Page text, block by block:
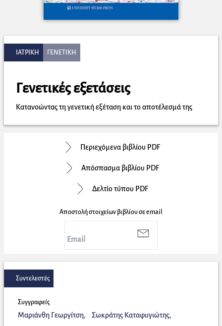
ΙΑΤΡΙΚΗ ΓΕΝΕΤΙΚΗ
Γενετικές εξετάσεις
Κατανοώντας τη γενετική εξέταση και το αποτέλεσμά της
Συντελεστές
Συγγραφείς
Μαριάνθη Γεωργίτση, Σωκράτης Καταφυγιώτης,
Περιεχόμενα βιβλίου PDF
Απόσπασμα βιβλίου PDF
Δελτίο τύπου PDF
Αποστολή στοιχείων βιβλίου σε email